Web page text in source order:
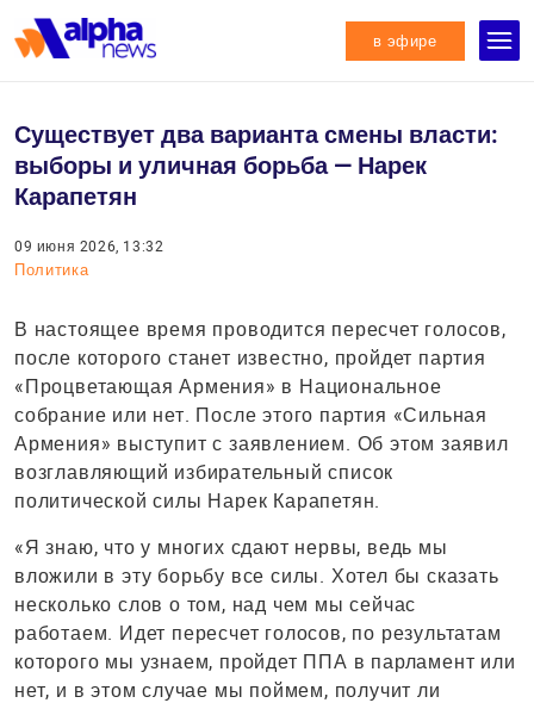
в эфире
Существует два варианта смены власти:
выборы и уличная борьба — Нарек
Карапетян
09 июня 2026, 13:32
Политика
В настоящее время проводится пересчет голосов,
после которого станет известно, пройдет партия
«Процветающая Армения» в Национальное
собрание или нет. После этого партия «Сильная
Армения» выступит с заявлением. Об этом заявил
возглавляющий избирательный список
политической силы Нарек Карапетян.
«Я знаю, что у многих сдают нервы, ведь мы
вложили в эту борьбу все силы. Хотел бы сказать
несколько слов о том, над чем мы сейчас
работаем. Идет пересчет голосов, по результатам
которого мы узнаем, пройдет ППА в парламент или
нет, и в этом случае мы поймем, получит ли